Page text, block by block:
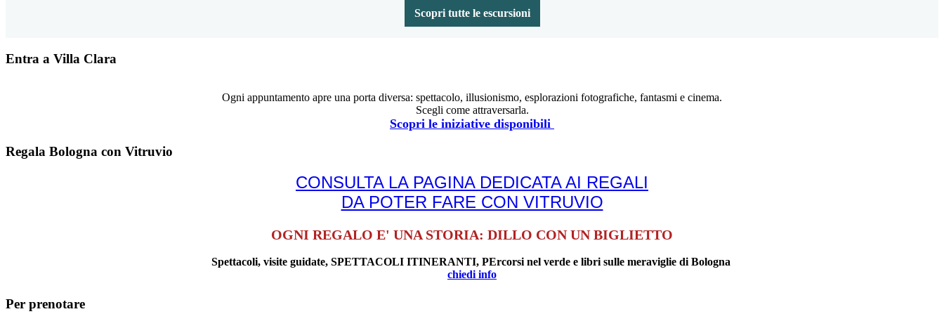
Scopri tutte le escursioni
Entra a Villa Clara
Ogni appuntamento apre una porta diversa: spettacolo, illusionismo, esplorazioni fotografiche, fantasmi e cinema.
Scegli come attraversarla.
Scopri le iniziative disponibili
Regala Bologna con Vitruvio
CONSULTA LA PAGINA DEDICATA AI REGALI
DA POTER FARE CON VITRUVIO
OGNI REGALO E' UNA STORIA: DILLO CON UN BIGLIETTO
Spettacoli, visite guidate, SPETTACOLI ITINERANTI, PErcorsi nel verde e libri sulle meraviglie di Bologna
chiedi info
Per prenotare